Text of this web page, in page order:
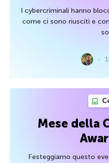
I cybercriminali hanno
come ci sono riusciti e
Mese della
Festeggiamo questo